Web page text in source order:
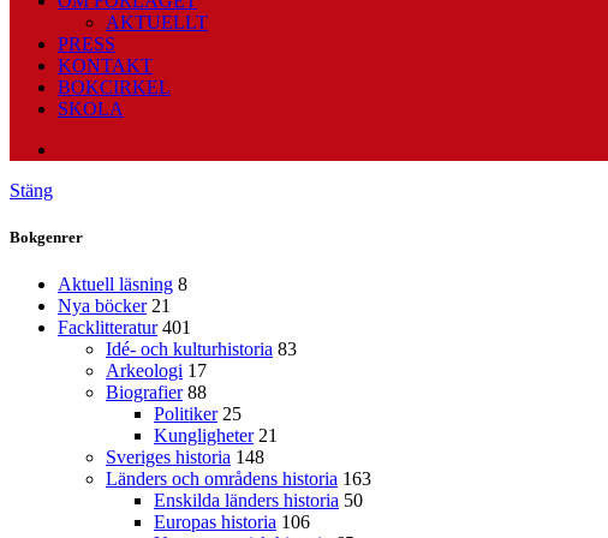
AKTUELLT
PRESS
KONTAKT
BOKCIRKEL
SKOLA
Stäng
Bokgenrer
Aktuell läsning 8
Nya böcker 21
Facklitteratur 401
Idé- och kulturhistoria 83
Arkeologi 17
Biografier 88
Politiker 25
Kungligheter 21
Sveriges historia 148
Länders och områdens historia 163
Enskilda länders historia 50
Europas historia 106